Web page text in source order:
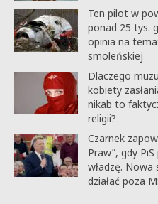
Ten pilot w
ponad 25 tys.
opinia na
smoleńskiej
Dlaczego
kobiety
nikab to
religii?
Czarnek
Praw”, gdy
władzę. Nowa
działać poza